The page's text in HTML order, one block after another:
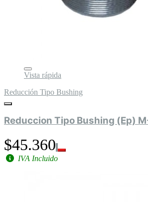
Vista rápida
Reducción Tipo Bushing
Reduccion Tipo Bushing (Ep)
$45.360
IVA Incluido